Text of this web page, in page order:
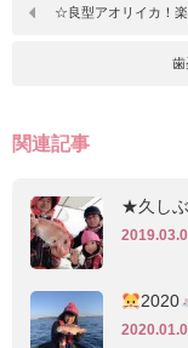
☆良型アオリイカ！
歯
関連記事
★久し
2020